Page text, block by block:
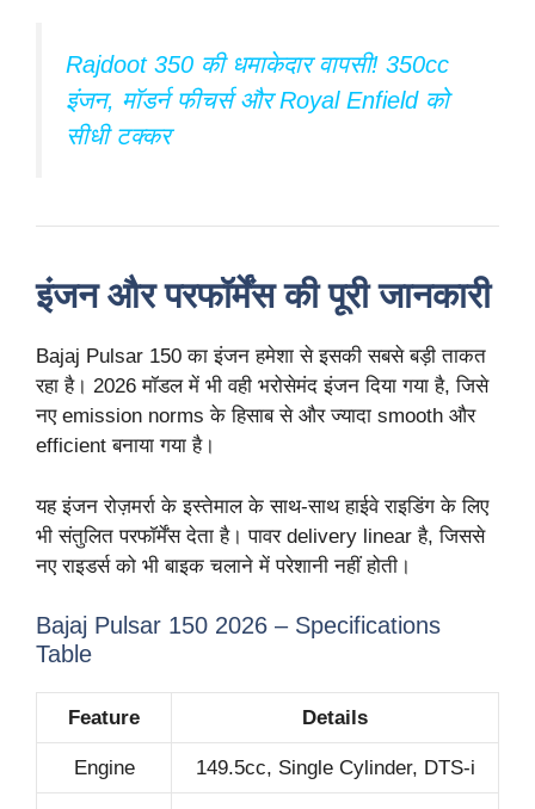
Rajdoot 350 की धमाकेदार वापसी! 350cc
इंजन, मॉडर्न फीचर्स और Royal Enfield को
सीधी टक्कर
इंजन और परफॉर्मेंस की पूरी जानकारी
Bajaj Pulsar 150 का इंजन हमेशा से इसकी सबसे बड़ी ताकत
रहा है। 2026 मॉडल में भी वही भरोसेमंद इंजन दिया गया है, जिसे
नए emission norms के हिसाब से और ज्यादा smooth और
efficient बनाया गया है।
यह इंजन रोज़मर्रा के इस्तेमाल के साथ-साथ हाईवे राइडिंग के लिए
भी संतुलित परफॉर्मेंस देता है। पावर delivery linear है, जिससे
नए राइडर्स को भी बाइक चलाने में परेशानी नहीं होती।
Bajaj Pulsar 150 2026 – Specifications
Table
Feature Details
Engine 149.5cc, Single Cylinder, DTS-i